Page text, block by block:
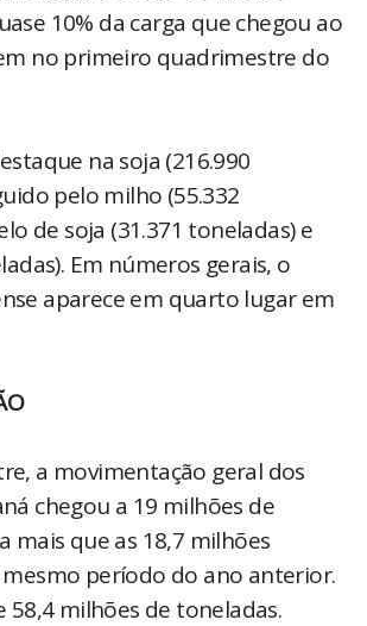
10% da carga que chegou ao
no primeiro quadrimestre do
na soja (216.990
pelo milho (55.332
de soja (31.371 toneladas) e
Em números gerais, o
aparece em quarto lugar em
a movimentação geral dos
chegou a 19 milhões de
mais que as 18,7 milhões
período do ano anterior.
58,4 milhões de toneladas.